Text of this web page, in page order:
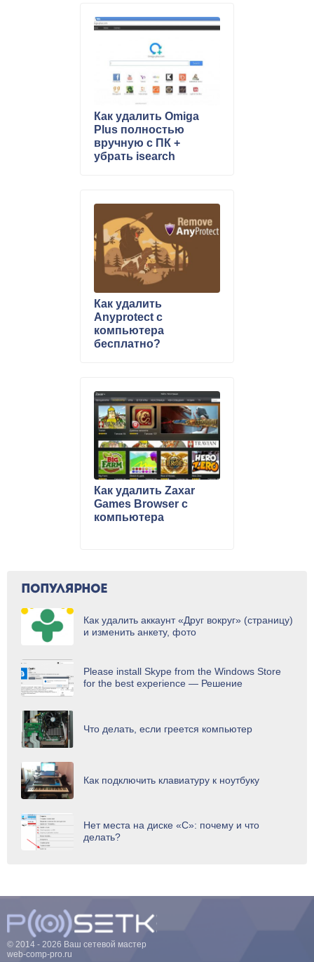
Как удалить Omiga
Plus полностью
вручную c ПК +
убрать isearch
Как удалить
Anyprotect с
компьютера
бесплатно?
Как удалить Zaxar
Games Browser с
компьютера
ПОПУЛЯРНОЕ
Как удалить аккаунт «Друг вокруг» (страницу)
и изменить анкету, фото
Please install Skype from the Windows Store
for the best experience — Решение
Что делать, если греется компьютер
Как подключить клавиатуру к ноутбуку
Нет места на диске «С»: почему и что
делать?
© 2014 - 2026 Ваш сетевой мастер
web-comp-pro.ru